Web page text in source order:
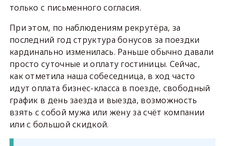
только с письменного согласия.
При этом, по наблюдениям рекрутёра, за
последний год структура бонусов за поездки
кардинально изменилась. Раньше обычно давали
просто суточные и оплату гостиницы. Сейчас,
как отметила наша собеседница, в ход часто
идут оплата бизнес-класса в поезде, свободный
график в день заезда и выезда, возможность
взять с собой мужа или жену за счёт компании
или с большой скидкой.